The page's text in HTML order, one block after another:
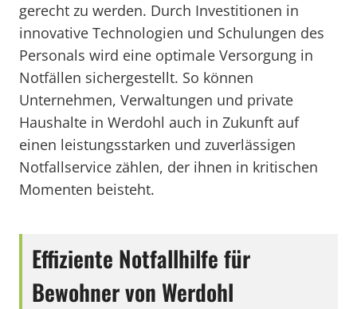
gerecht zu werden. Durch Investitionen in
innovative Technologien und Schulungen des
Personals wird eine optimale Versorgung in
Notfällen sichergestellt. So können
Unternehmen, Verwaltungen und private
Haushalte in Werdohl auch in Zukunft auf
einen leistungsstarken und zuverlässigen
Notfallservice zählen, der ihnen in kritischen
Momenten beisteht.
Effiziente Notfallhilfe für
Bewohner von Werdohl